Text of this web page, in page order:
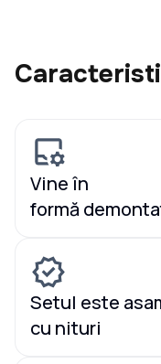
Vine în
formă
Setul este
cu nituri